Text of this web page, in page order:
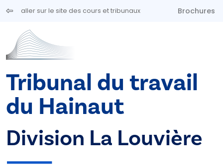
Aller au contenu principal
aller sur le site des cours et tribunaux Brochures
Tribunal du travail
du Hainaut
Division La Louvière